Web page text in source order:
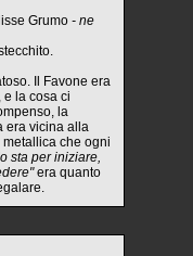
Grumo - ne
Il Favone era
la cosa ci
la
era vicina alla
che ogni
sta per iniziare,
era quanto